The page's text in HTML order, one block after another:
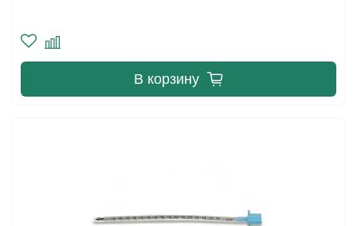
В корзину